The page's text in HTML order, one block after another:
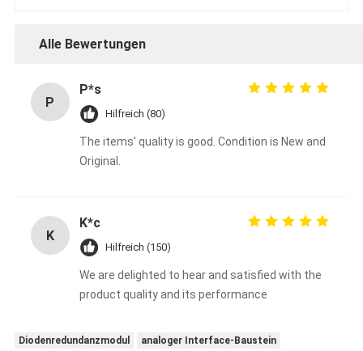
Alle Bewertungen
P
P*s
Hilfreich (80)
The items' quality is good. Condition is New and
Original.
K
K*c
Hilfreich (150)
We are delighted to hear and satisfied with the
product quality and its performance
Diodenredundanzmodul
analoger Interface-Baustein